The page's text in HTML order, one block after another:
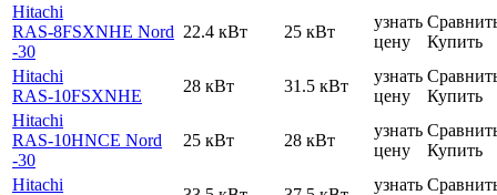
Hitachi
RAS-8FSXNHE Nord
-30
22.4 кВт 25 кВт
узнать
цену
Купить
Hitachi
RAS-10FSXNHE
28 кВт 31.5 кВт
узнать
цену
Купить
Hitachi
RAS-10HNCE Nord
-30
25 кВт 28 кВт
узнать
цену
Купить
Hitachi
узнать